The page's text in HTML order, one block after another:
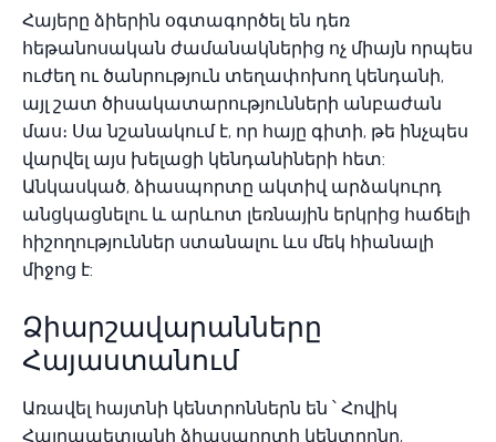
Հայերը ձիերին օգտագործել են դեռ
հեթանոսական ժամանակներից ոչ միայն որպես
ուժեղ ու ծանրություն տեղափոխող կենդանի,
այլ շատ ծիսակատարությունների անբաժան
մաս։ Սա նշանակում է, որ հայը գիտի, թե ինչպես
վարվել այս խելացի կենդանիների հետ:
Անկասկած, ձիասպորտը ակտիվ արձակուրդ
անցկացնելու և արևոտ լեռնային երկրից հաճելի
հիշողություններ ստանալու ևս մեկ հիանալի
միջոց է:
Ձիարշավարանները
Հայաստանում
Առավել հայտնի կենտրոններն են ՝ Հովիկ
Հայրապետյանի ձիասպորտի կենտրոնը,